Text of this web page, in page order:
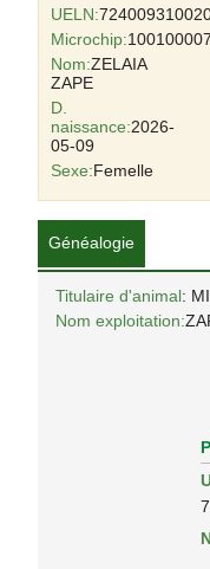
UELN:
Microchip:
Nom:ZELAIA
ZAPE
D.
naissance:2026-
05-09
Sexe:Femelle
Généalogie
Titulaire d'animal:
Nom exploitation: